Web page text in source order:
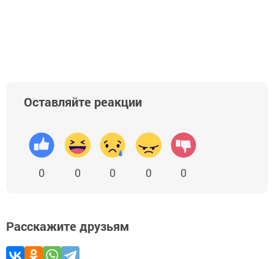
Оставляйте реакции
0 0 0 0 0
Расскажите друзьям